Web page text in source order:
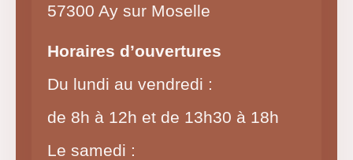
57300 Ay sur Moselle
Horaires d’ouvertures
Du lundi au vendredi :
de 8h à 12h et de 13h30 à 18h
Le samedi :